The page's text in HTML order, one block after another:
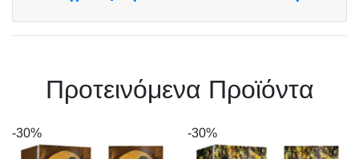
Πρoτεινόμενα Προϊόντα
-30% -30%